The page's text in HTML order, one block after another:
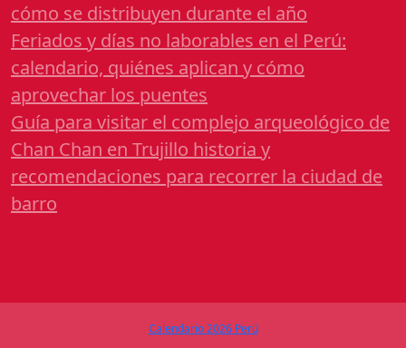
cómo se distribuyen durante el año
Feriados y días no laborables en el Perú:
calendario, quiénes aplican y cómo
aprovechar los puentes
Guía para visitar el complejo arqueológico de
Chan Chan en Trujillo historia y
recomendaciones para recorrer la ciudad de
barro
Calendario 2026 Perú